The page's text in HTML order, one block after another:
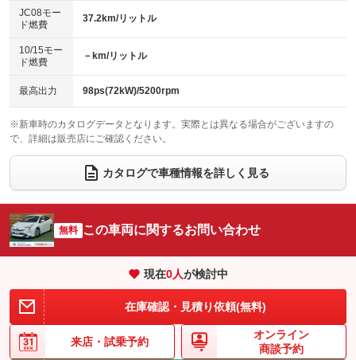
電動格納ミラー
：装備あり
ローダウン
：装備なし
ベンチシート
：装備なし
チップアップシート
：装備なし
電動格納サードシート
：装備なし シートヒーター
：装備なし
ウォークスルー
電動リアゲート フロントカメラ
：装備なし
シートエアコン
：装備なし 全周囲カメラ
：装備なし
サイドカメラ
：装備なし ルーフレール
：装備なし
エアサスペンション ヘッドライトウォッシャー
JC08モー
ド燃費
37.2km/リットル
10/15モー
ド燃費
－km/リットル
最高出力 98ps(72kW)/5200rpm
※新車時のカタログデータとなります。実際とは異なる場合がございますの
で、詳細は販売店にご確認ください。
カタログで車種情報を詳しく見る
無料 この車両に関するお問い合わせ
現在0人が検討中
在庫確認・見積り依頼(無料)
来店・ 試乗予約
オンライン
商談予約